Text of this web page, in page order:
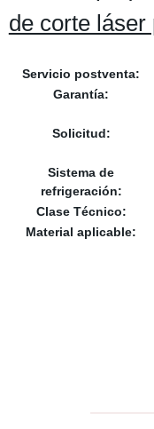
de corte
Servicio postventa:
Garantía:
Solicitud:
Sistema de
refrigeración:
Clase Técnico:
Material aplicable: